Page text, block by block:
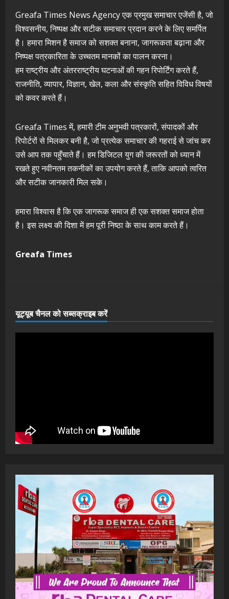
Greafa Times News Agency एक प्रमुख समाचार एजेंसी है, जो
विश्वसनीय, निष्पक्ष और सटीक समाचार प्रदान करने के लिए समर्पित
है। हमारा मिशन है समाज को सशक्त बनाना, जागरूकता बढ़ाना और
निष्पक्ष पत्रकारिता के उच्चतम मानकों का पालन करना।
हम राष्ट्रीय और अंतरराष्ट्रीय घटनाओं की गहन रिपोर्टिंग करते हैं,
राजनीति, व्यापार, विज्ञान, खेल, कला और संस्कृति सहित विविध विषयों
को कवर करते हैं।
Greafa Times में, हमारी टीम अनुभवी पत्रकारों, संपादकों और
रिपोर्टरों से मिलकर बनी है, जो प्रत्येक समाचार की गहराई से जांच कर
उसे आप तक पहुँचाते हैं। हम डिजिटल युग की जरूरतों को ध्यान में
रखते हुए नवीनतम तकनीकों का उपयोग करते हैं, ताकि आपको त्वरित
और सटीक जानकारी मिल सके।
हमारा विश्वास है कि एक जागरूक समाज ही एक सशक्त समाज होता
है। इस लक्ष्य की दिशा में हम पूरी निष्ठा के साथ काम करते हैं।
Greafa Times
यूट्यूब चैनल को सब्सक्राइब करें